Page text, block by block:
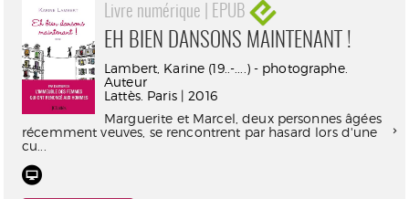
Livre numérique | EPUB
EH BIEN DANSONS MAINTENANT !
Lambert, Karine (19..-....) - photographe.
Auteur
Lattès. Paris | 2016
Marguerite et Marcel, deux personnes âgées
récemment veuves, se rencontrent par hasard lors d'une
cu...